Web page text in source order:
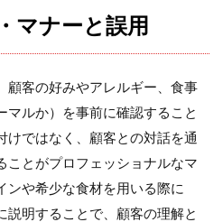
マナーと誤用
顧客の好みやアレルギー、食事
マルか）を事前に確認すること
けではなく、顧客との対話を通
ことがプロフェッショナルなマ
ンや希少な食材を用いる際に
説明することで、顧客の理解と